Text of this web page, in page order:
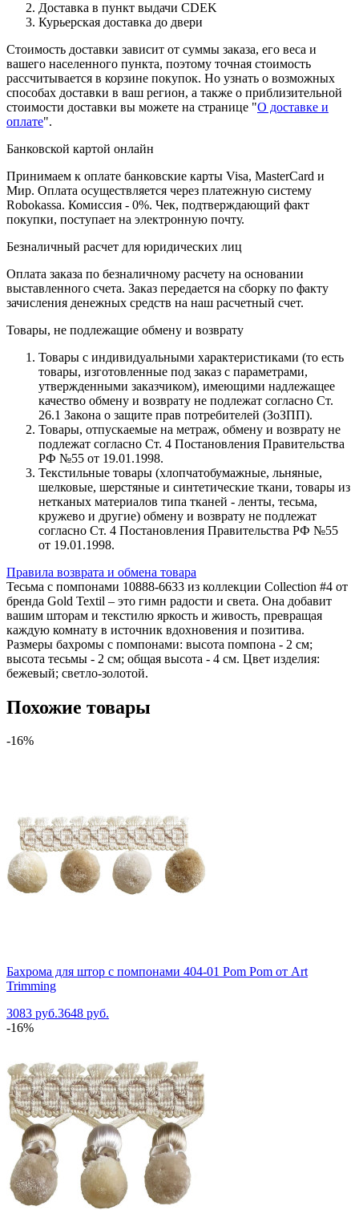
Доставка в пункт выдачи CDEK
Курьерская доставка до двери
Стоимость доставки зависит от суммы заказа, его веса и
вашего населенного пункта, поэтому точная стоимость
рассчитывается в корзине покупок. Но узнать о возможных
способах доставки в ваш регион, а также о приблизительной
стоимости доставки вы можете на странице "О доставке и
оплате".
Банковской картой онлайн
Принимаем к оплате банковские карты Visa, MasterCard и
Мир. Оплата осуществляется через платежную систему
Robokassa. Комиссия - 0%. Чек, подтверждающий факт
покупки, поступает на электронную почту.
Безналичный расчет для юридических лиц
Оплата заказа по безналичному расчету на основании
выставленного счета. Заказ передается на сборку по факту
зачисления денежных средств на наш расчетный счет.
Товары, не подлежащие обмену и возврату
Товары с индивидуальными характеристиками (то есть
товары, изготовленные под заказ с параметрами,
утвержденными заказчиком), имеющими надлежащее
качество обмену и возврату не подлежат согласно Ст.
26.1 Закона о защите прав потребителей (ЗоЗПП).
Товары, отпускаемые на метраж, обмену и возврату не
подлежат согласно Ст. 4 Постановления Правительства
РФ №55 от 19.01.1998.
Текстильные товары (хлопчатобумажные, льняные,
шелковые, шерстяные и синтетические ткани, товары из
нетканых материалов типа тканей - ленты, тесьма,
кружево и другие) обмену и возврату не подлежат
согласно Ст. 4 Постановления Правительства РФ №55
от 19.01.1998.
Правила возврата и обмена товара
Тесьма с помпонами 10888-6633 из коллекции Collection #4 от
бренда Gold Textil – это гимн радости и света. Она добавит
вашим шторам и текстилю яркость и живость, превращая
каждую комнату в источник вдохновения и позитива.
Размеры бахромы с помпонами: высота помпона - 2 см;
высота тесьмы - 2 см; общая высота - 4 см. Цвет изделия:
бежевый; светло-золотой.
Похожие товары
-16%
Бахрома для штор с помпонами 404-01 Pom Pom от Art
Trimming
3083 руб.3648 руб.
-16%